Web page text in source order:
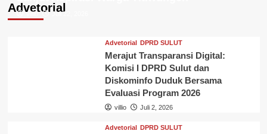
Advetorial
villio Juli 22, 2026
Advetorial DPRD SULUT
Merajut Transparansi Digital:
Komisi I DPRD Sulut dan
Diskominfo Duduk Bersama
Evaluasi Program 2026
villio Juli 2, 2026
Advetorial DPRD SULUT